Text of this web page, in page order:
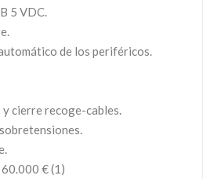
5 VDC.
de los periféricos.
cierre recoge-cables.
€ (1)